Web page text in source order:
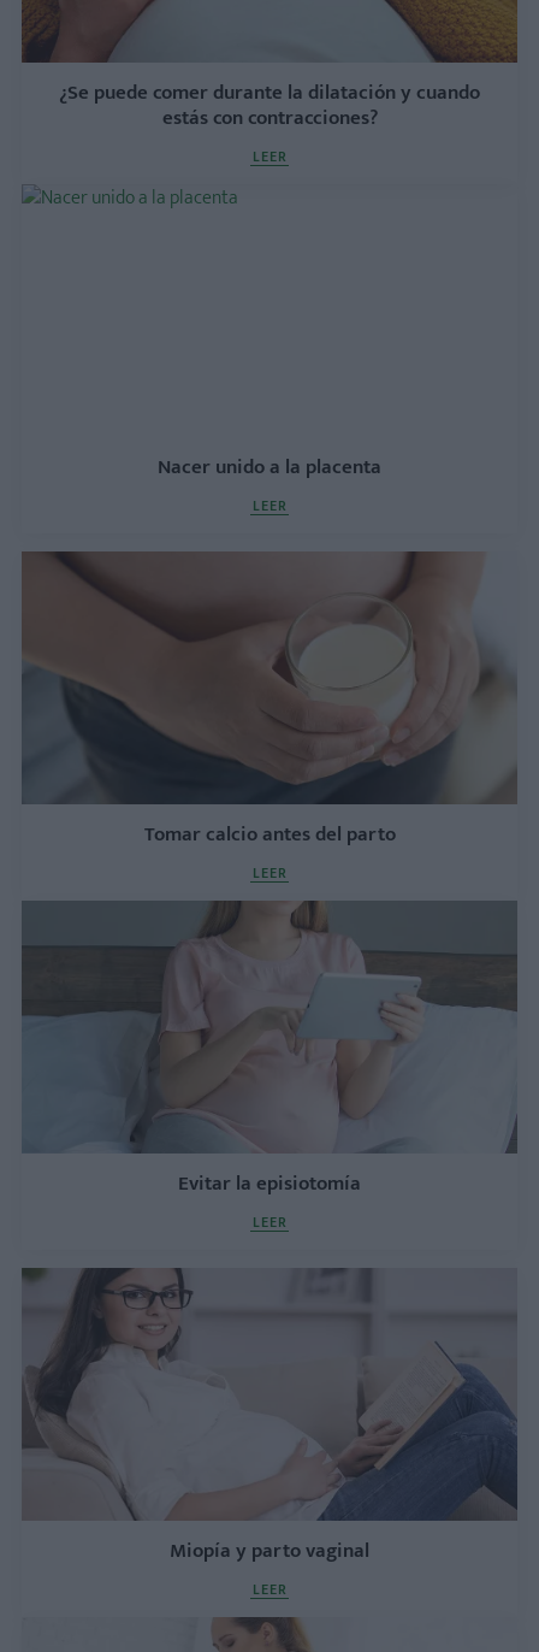
¿Se puede comer durante la dilatación y cuando
estás con contracciones?
LEER
Nacer unido a la placenta
LEER
Tomar calcio antes del parto
LEER
Evitar la episiotomía
LEER
Miopía y parto vaginal
LEER